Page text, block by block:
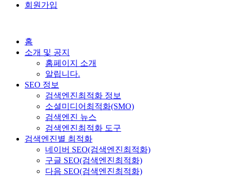
회원가입
홈
소개 및 공지
홈페이지 소개
알립니다.
SEO 정보
검색엔진최적화 정보
소셜미디어최적화(SMO)
검색엔진 뉴스
검색엔진최적화 도구
검색엔진별 최적화
네이버 SEO(검색엔진최적화)
구글 SEO(검색엔진최적화)
다음 SEO(검색엔진최적화)